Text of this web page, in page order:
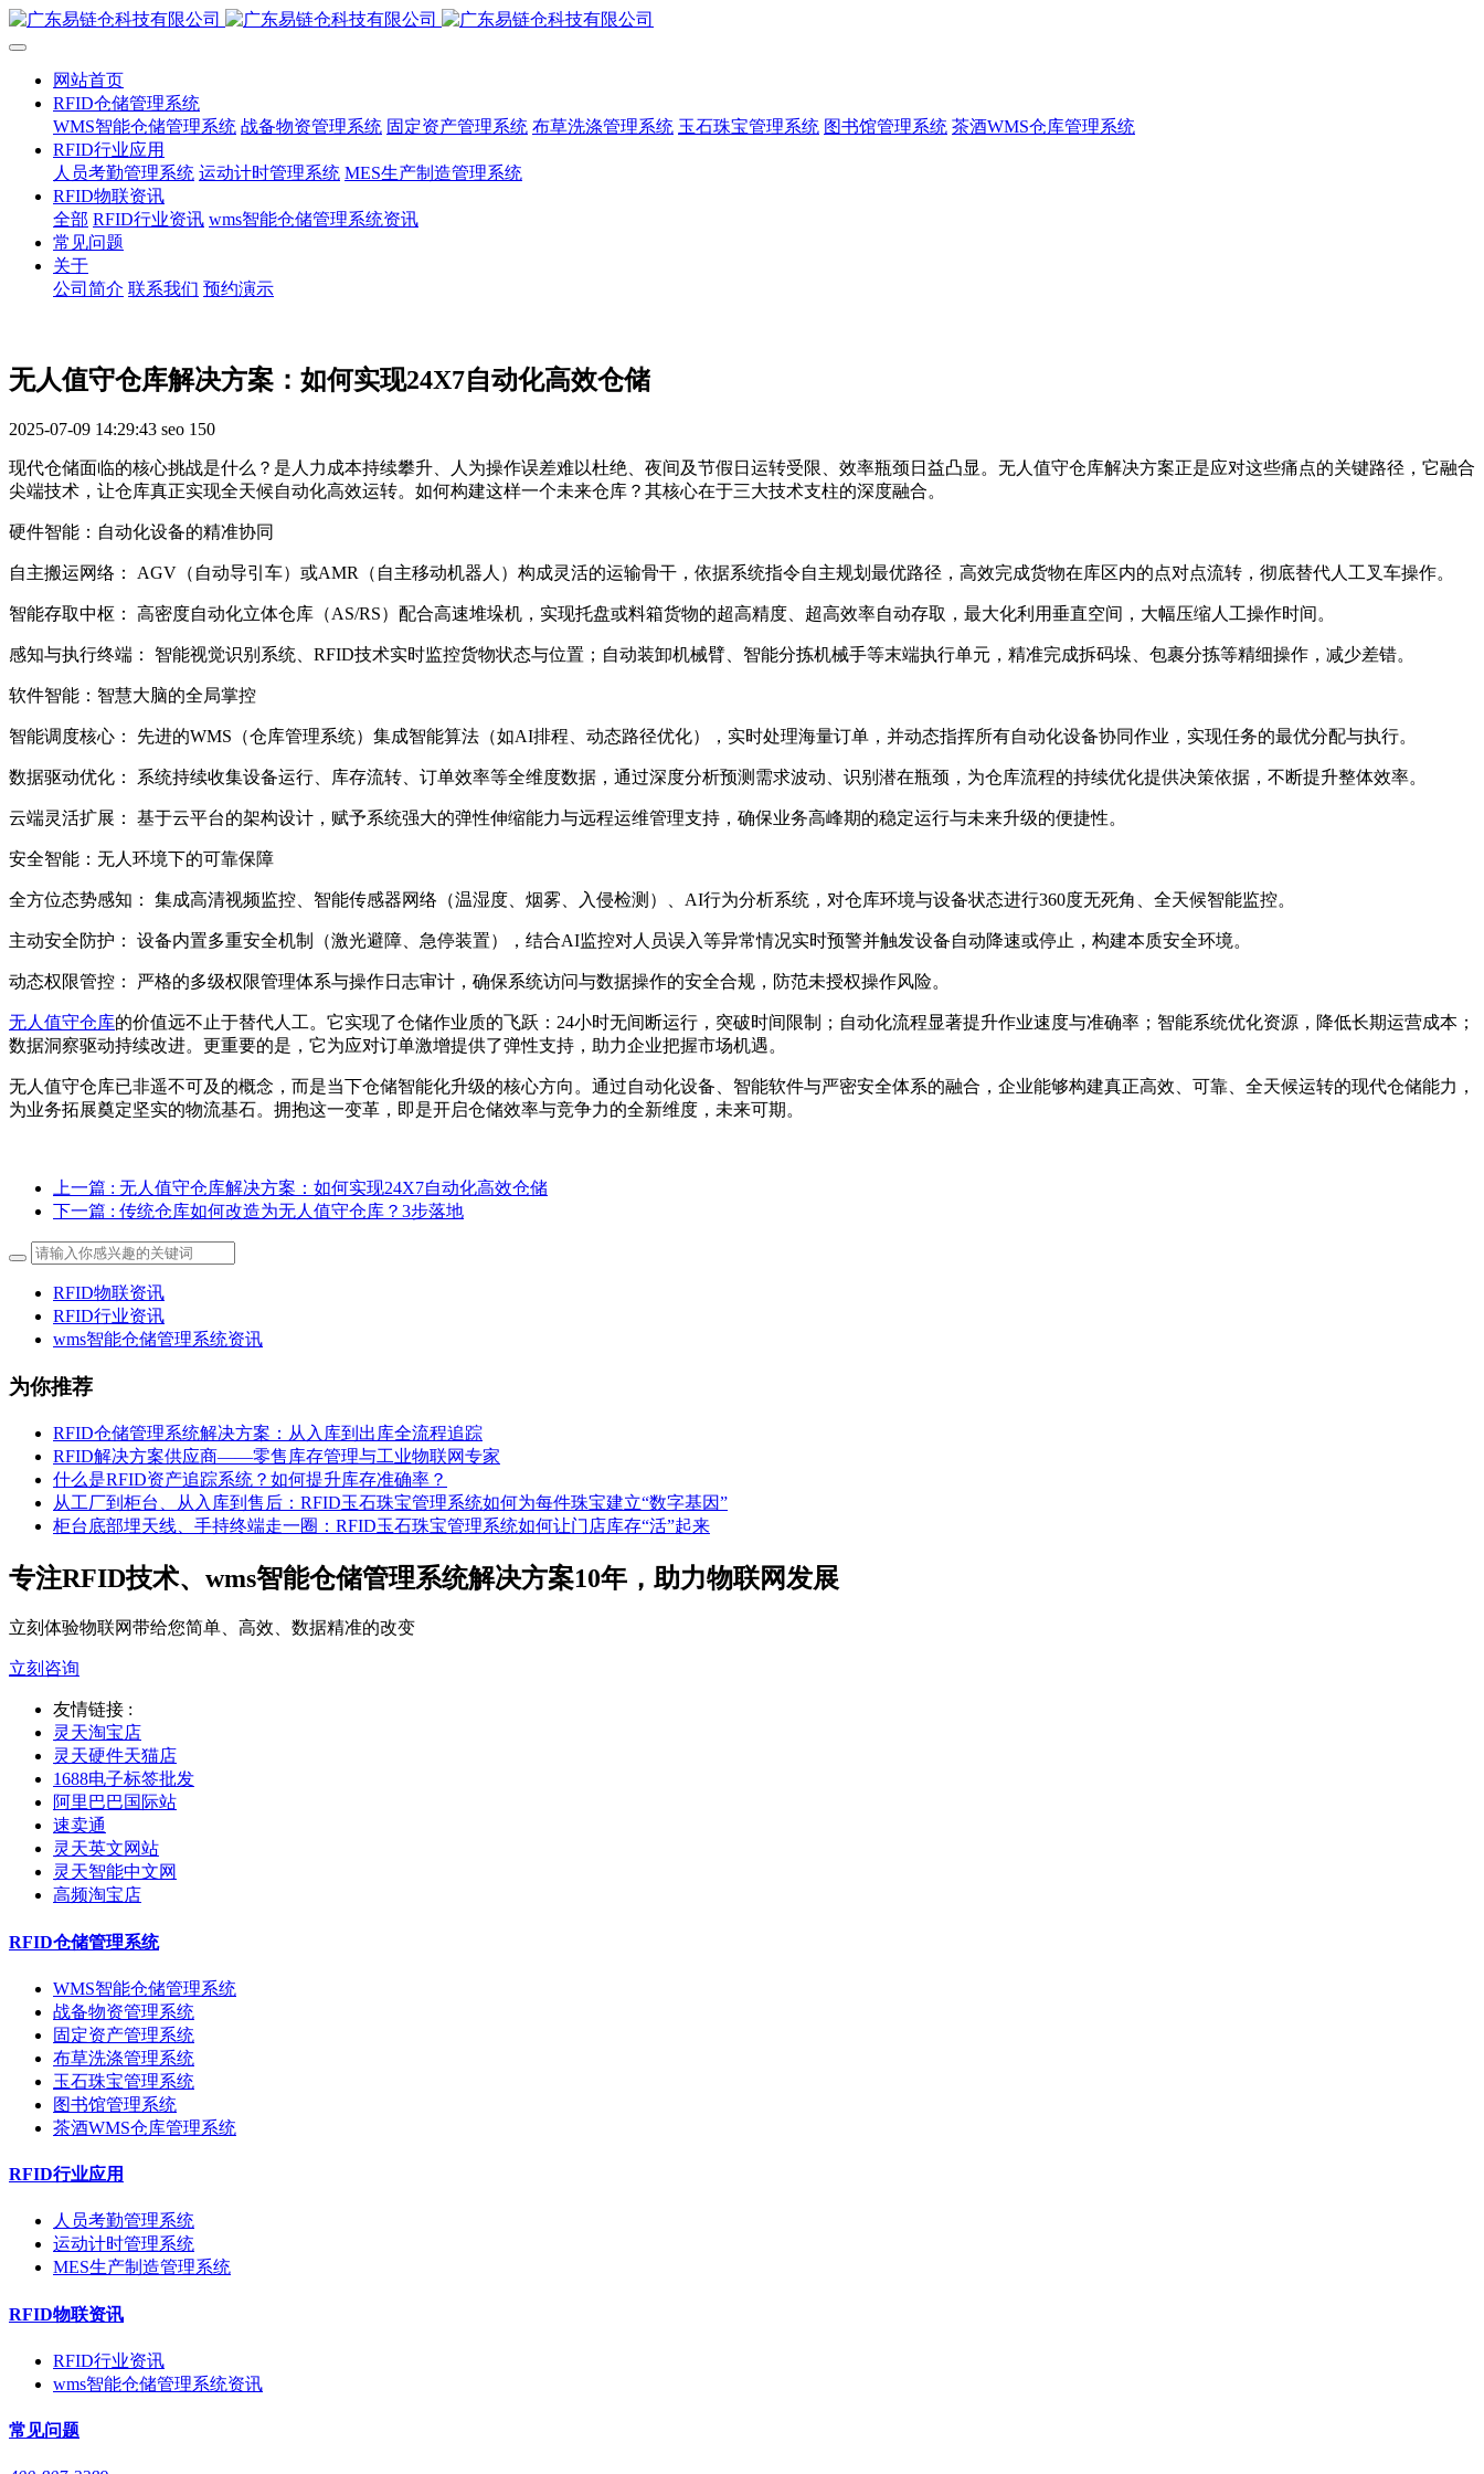
网站首页
RFID仓储管理系统
WMS智能仓储管理系统 战备物资管理系统 固定资产管理系统 布草洗涤管理系统 玉石珠宝管理系统 图书馆管理系统 茶酒WMS仓库管理系统
RFID行业应用
人员考勤管理系统 运动计时管理系统 MES生产制造管理系统
RFID物联资讯
全部 RFID行业资讯 wms智能仓储管理系统资讯
常见问题
关于
公司简介 联系我们 预约演示
无人值守仓库解决方案：如何实现24X7自动化高效仓储
2025-07-09 14:29:43 seo 150
现代仓储面临的核心挑战是什么？是人力成本持续攀升、人为操作误差难以杜绝、夜间及节假日运转受限、效率瓶颈日益凸显。无人值守仓库解决方案正是应对这些痛点的关键路径，它融合
尖端技术，让仓库真正实现全天候自动化高效运转。如何构建这样一个未来仓库？其核心在于三大技术支柱的深度融合。
硬件智能：自动化设备的精准协同
自主搬运网络： AGV（自动导引车）或AMR（自主移动机器人）构成灵活的运输骨干，依据系统指令自主规划最优路径，高效完成货物在库区内的点对点流转，彻底替代人工叉车操作。
智能存取中枢： 高密度自动化立体仓库（AS/RS）配合高速堆垛机，实现托盘或料箱货物的超高精度、超高效率自动存取，最大化利用垂直空间，大幅压缩人工操作时间。
感知与执行终端： 智能视觉识别系统、RFID技术实时监控货物状态与位置；自动装卸机械臂、智能分拣机械手等末端执行单元，精准完成拆码垛、包裹分拣等精细操作，减少差错。
软件智能：智慧大脑的全局掌控
智能调度核心： 先进的WMS（仓库管理系统）集成智能算法（如AI排程、动态路径优化），实时处理海量订单，并动态指挥所有自动化设备协同作业，实现任务的最优分配与执行。
数据驱动优化： 系统持续收集设备运行、库存流转、订单效率等全维度数据，通过深度分析预测需求波动、识别潜在瓶颈，为仓库流程的持续优化提供决策依据，不断提升整体效率。
云端灵活扩展： 基于云平台的架构设计，赋予系统强大的弹性伸缩能力与远程运维管理支持，确保业务高峰期的稳定运行与未来升级的便捷性。
安全智能：无人环境下的可靠保障
全方位态势感知： 集成高清视频监控、智能传感器网络（温湿度、烟雾、入侵检测）、AI行为分析系统，对仓库环境与设备状态进行360度无死角、全天候智能监控。
主动安全防护： 设备内置多重安全机制（激光避障、急停装置），结合AI监控对人员误入等异常情况实时预警并触发设备自动降速或停止，构建本质安全环境。
动态权限管控： 严格的多级权限管理体系与操作日志审计，确保系统访问与数据操作的安全合规，防范未授权操作风险。
无人值守仓库的价值远不止于替代人工。它实现了仓储作业质的飞跃：24小时无间断运行，突破时间限制；自动化流程显著提升作业速度与准确率；智能系统优化资源，降低长期运营成本；
数据洞察驱动持续改进。更重要的是，它为应对订单激增提供了弹性支持，助力企业把握市场机遇。
无人值守仓库已非遥不可及的概念，而是当下仓储智能化升级的核心方向。通过自动化设备、智能软件与严密安全体系的融合，企业能够构建真正高效、可靠、全天候运转的现代仓储能力，
为业务拓展奠定坚实的物流基石。拥抱这一变革，即是开启仓储效率与竞争力的全新维度，未来可期。
上一篇 : 无人值守仓库解决方案：如何实现24X7自动化高效仓储
下一篇 : 传统仓库如何改造为无人值守仓库？3步落地
RFID物联资讯
RFID行业资讯
wms智能仓储管理系统资讯
为你推荐
RFID仓储管理系统解决方案：从入库到出库全流程追踪
RFID解决方案供应商——零售库存管理与工业物联网专家
什么是RFID资产追踪系统？如何提升库存准确率？
从工厂到柜台、从入库到售后：RFID玉石珠宝管理系统如何为每件珠宝建立“数字基因”
柜台底部埋天线、手持终端走一圈：RFID玉石珠宝管理系统如何让门店库存“活”起来
专注RFID技术、wms智能仓储管理系统解决方案10年，助力物联网发展
立刻体验物联网带给您简单、高效、数据精准的改变
立刻咨询
友情链接 :
灵天淘宝店
灵天硬件天猫店
1688电子标签批发
阿里巴巴国际站
速卖通
灵天英文网站
灵天智能中文网
高频淘宝店
RFID仓储管理系统
WMS智能仓储管理系统
战备物资管理系统
固定资产管理系统
布草洗涤管理系统
玉石珠宝管理系统
图书馆管理系统
茶酒WMS仓库管理系统
RFID行业应用
人员考勤管理系统
运动计时管理系统
MES生产制造管理系统
RFID物联资讯
RFID行业资讯
wms智能仓储管理系统资讯
常见问题